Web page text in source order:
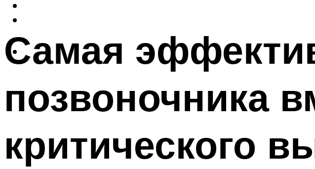
МЕНЮ
Самая
позвоночника
критического